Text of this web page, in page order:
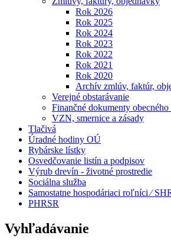
Rok 2026
Rok 2025
Rok 2024
Rok 2023
Rok 2022
Rok 2021
Rok 2020
Archív zmlúv, faktúr,
Verejné obstarávanie
Finančné dokumenty obecného
VZN, smernice a zásady
Tlačivá
Úradné hodiny OÚ
Rybárske lístky
Osvedčovanie listín a podpisov
Výrub drevín - životné prostredie
Sociálna služba
Samostatne hospodáriaci roľníci ⁄
PHRSR
Vyhľadávanie